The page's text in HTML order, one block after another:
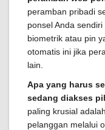
peramban pribadi
ponsel Anda
biometrik atau pin
otomatis ini jika
lain.
Apa yang harus
sedang diakses
paling krusial
pelanggan melalui